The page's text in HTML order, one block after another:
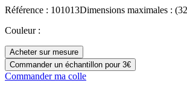
Référence : 101013Dimensions maximales : (
Couleur:
Acheter sur mesure
Commander un échantillon pour 3€
Commander ma colle